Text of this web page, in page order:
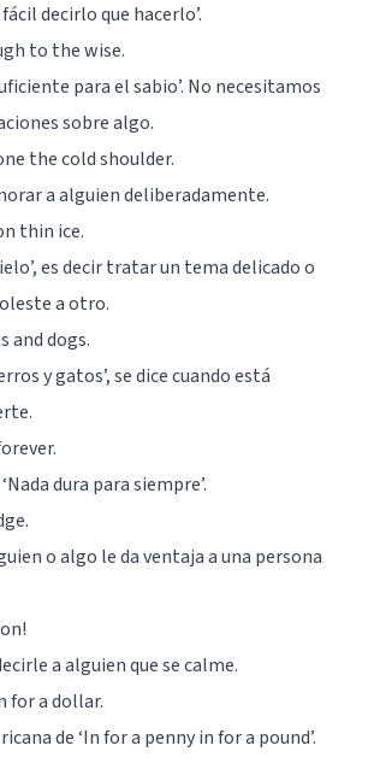
decirlo que hacerlo’.
to the wise.
para el sabio’. No necesitamos
sobre algo.
the cold shoulder.
a alguien deliberadamente.
thin ice.
es decir tratar un tema delicado o
a otro.
and dogs.
y gatos’, se dice cuando está
dura para siempre’.
o algo le da ventaja a una persona
a alguien que se calme.
for a dollar.
de ‘In for a penny in for a pound’.